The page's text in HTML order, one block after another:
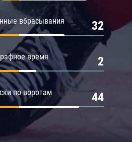
вбрасывания 32
время 2
по воротам 44